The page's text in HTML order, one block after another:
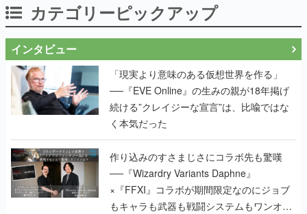
カテゴリーピックアップ
インタビュー
「現実より意味のある仮想世界を作る」
──『EVE Online』の生みの親が18年掲げ
続ける”クレイジーな宣言”は、比喩ではな
く本気だった
作り込みのすさまじさにコラボ先も驚嘆
──『Wizardry Variants Daphne』
×『FFXI』コラボが期間限定なのにジョブ
もキャラも武器も戦闘システムもワンオフ